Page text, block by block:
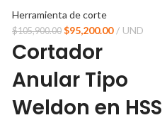
Herramienta de corte
$105,900.00 $95,200.00 UND
Cortador
Anular Tipo
Weldon en HSS